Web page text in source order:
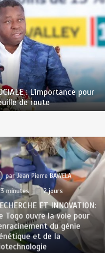
: L’importance pour
de route
parJean Pierre BAWELA
3 minutes
2 jours
ET INNOVATION:
Togo ouvre la voie pour
du génie
et de la